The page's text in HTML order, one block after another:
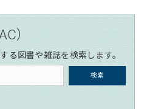
）
る図書や雑誌を検索します。